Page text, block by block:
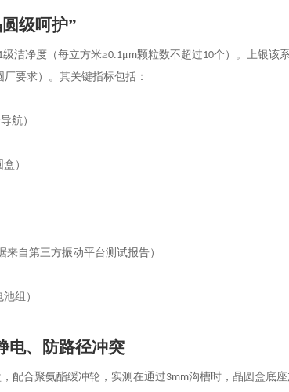
级呵护”
级洁净度（每立方米≥0.1μm颗粒数不超过10个）。上银该
要求）。其关键指标包括：
航）
）
来自第三方振动平台测试报告）
组）
电、防路径冲突
配合聚氨酯缓冲轮，实测在通过3mm沟槽时，晶圆盒底